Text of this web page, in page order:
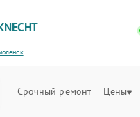
Срочный ремонт Цены